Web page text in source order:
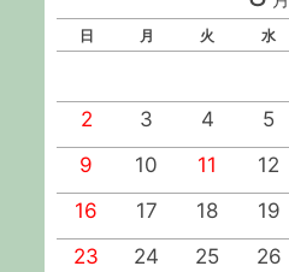
日 月 火 水
2
3 4 5
9
10 11 12
16
17 18 19
23
24 25 26